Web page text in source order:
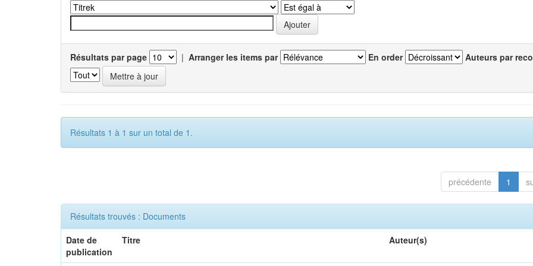
Résultats par page | Arranger les items par En order Auteurs par
Résultats 1 à 1 sur un total de 1.
précédente 1
Résultats trouvés : Documents
Date de
publication
Titre Auteur(s)